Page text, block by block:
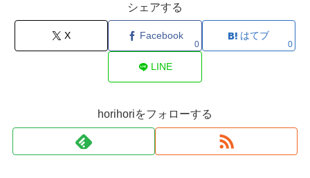
シェアする
X Facebook
0
はてブ
0
LINE
horihoriをフォローする